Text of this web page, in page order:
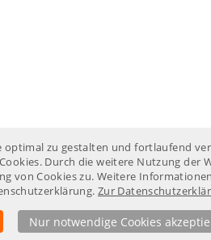
optimal zu gestalten und fortlaufend
Durch die weitere Nutzung der
von Cookies zu. Weitere
Zur
Nur notwendige Cookies